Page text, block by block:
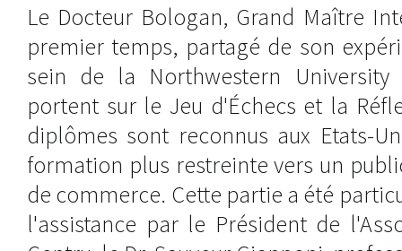
Le Docteur Bologan, Grand Maître
premier temps, partagé de son
sein de la Northwestern University
portent sur le Jeu d'Échecs et la
diplômes sont reconnus aux Etats-
formation plus restreinte vers un
de commerce. Cette partie a été
l'assistance par le Président de